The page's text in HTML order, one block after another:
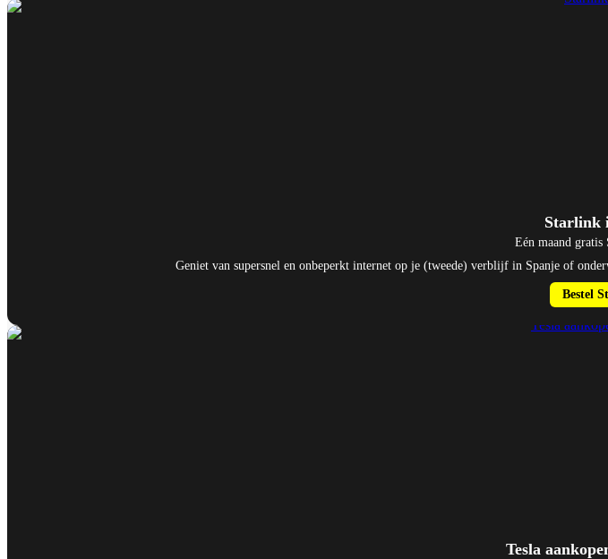
Starlink
Eén maand
Geniet van supersnel en onbeperkt internet op je (tweede) verblijf in Spanje of
Bestel
Tesla